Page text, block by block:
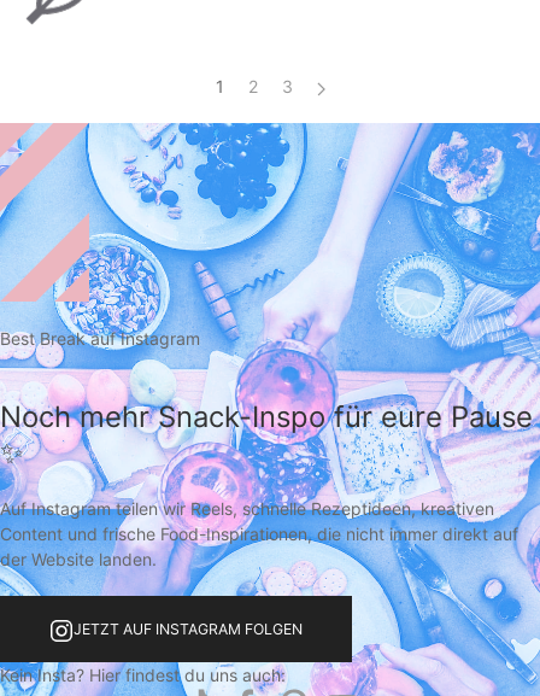
1 2 3
Best Break auf Instagram
Noch mehr Snack-Inspo für eure Pause
✨
Auf Instagram teilen wir Reels, schnelle Rezeptideen, kreativen
Content und frische Food-Inspirationen, die nicht immer direkt auf
der Website landen.
JETZT AUF INSTAGRAM FOLGEN
Kein Insta? Hier findest du uns auch: